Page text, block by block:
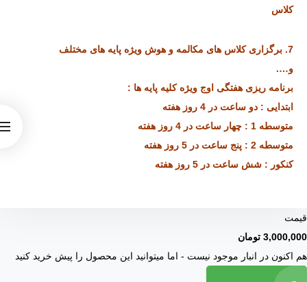
کلاس
7. برگزاری کلاس های مکالمه و هوش ویژه پایه های مختلف
و….
برنامه ریزی هفتگی اوج ویژه کلیه پایه ها :
ابتدایی : دو ساعت در 4 روز هفته
متوسطه 1 : چهار ساعت در 4 روز هفته
متوسطه 2 : پنج ساعت در 5 روز هفته
کنکور : شش ساعت در 5 روز هفته
قیمت
3,000,000 تومان
هم اکنون در انبار موجود نیست - اما میتوانید این محصول را پیش خرید کنید